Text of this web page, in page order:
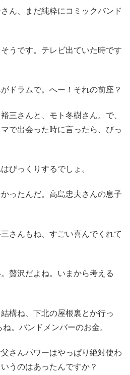
ん、まだ純粋にコミックバンド
うです。テレビ出ていた時です
ドラムで。へー！それの前座？
三さんと、モト冬樹さん。で、
で出会った時に言ったら、びっ
びっくりするでしょ。
ったんだ。高島忠夫さんの息子
さんもね、すごい喜んでくれて
贅沢だよね。いまから考える
構ね、下北の屋根裏とか行っ
。バンドメンバーのお金。
さんパワーはやっぱり絶対使わ
うのはあったんですか？